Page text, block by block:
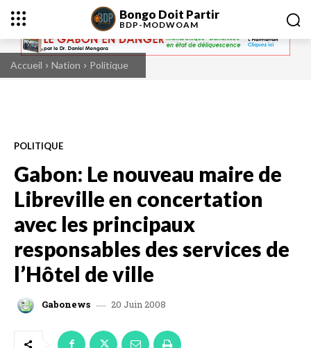
Bongo Doit Partir
BDP-MODWOAM
Accueil Nation Politique
POLITIQUE
Gabon: Le nouveau maire de
Libreville en concertation
avec les principaux
responsables des services de
l’Hôtel de ville
Gabonews 20 Juin 2008